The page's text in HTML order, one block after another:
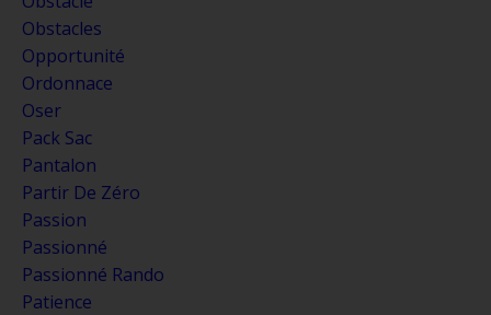
Obstacles
Opportunité
Ordonnace
Oser
Pack Sac
Pantalon
Partir De Zéro
Passion
Passionné
Passionné Rando
Patience